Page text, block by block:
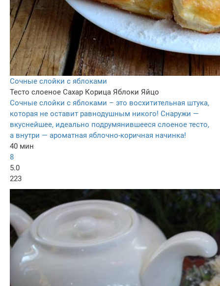
Сочные слойки с яблоками
Тесто слоеное Сахар Корица Яблоки Яйцо
Сочные слойки с яблоками – это восхитительная штука,
которая не оставит равнодушным никого! Снаружи —
вкуснейшее, идеально подрумянившееся слоеное тесто,
а внутри — ароматная яблочно-коричная начинка!
40 мин
8
5.0
223